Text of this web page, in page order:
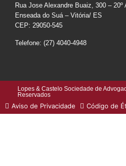
Rua Jose Alexandre Buaiz, 300 – 20º
Enseada do Suá – Vitória/ ES
CEP: 29050-545
Telefone: (27) 4040-4948
Lopes & Castelo Sociedade de
Reservados
Aviso de Privacidade Código de